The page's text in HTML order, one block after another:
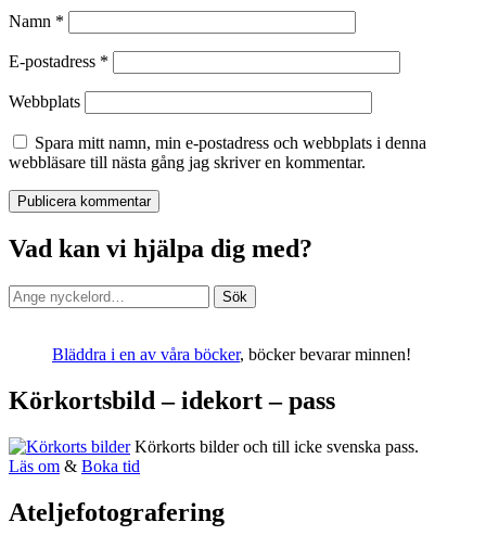
Namn *
E-postadress *
Webbplats
Spara mitt namn, min e-postadress och webbplats i denna
webbläsare till nästa gång jag skriver en kommentar.
Vad kan vi hjälpa dig med?
Sök
efter:
Sök
Bläddra i en av våra böcker, böcker bevarar minnen!
Körkortsbild – idekort – pass
Körkorts bilder och till icke svenska pass.
Läs om & Boka tid
Ateljefotografering